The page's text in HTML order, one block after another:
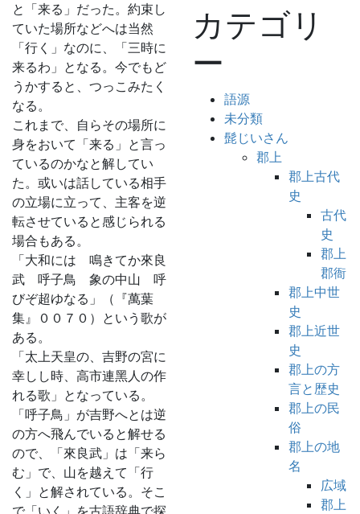
と「来る」だった。約束し
ていた場所などへは当然
「行く」なのに、「三時に
来るわ」となる。今でもど
うかすると、つっこみたく
なる。
これまで、自らその場所に
身をおいて「来る」と言っ
ているのかなと解してい
た。或いは話している相手
の立場に立って、主客を逆
転させていると感じられる
場合もある。
「大和には 鳴きてか來良
武 呼子鳥 象の中山 呼
びぞ超ゆなる」（『萬葉
集』００７０）という歌が
ある。
「太上天皇の、吉野の宮に
幸しし時、高市連黑人の作
れる歌」となっている。
「呼子鳥」が吉野へとは逆
の方へ飛んでいると解せる
ので、「來良武」は「来ら
む」で、山を越えて「行
く」と解されている。そこ
で「いく」を古語辞典で探
カテゴリ
ー
語源
未分類
髭じいさん
郡上
郡上古代
史
古代
史
郡上
郡衙
郡上中世
史
郡上近世
史
郡上の方
言と歴史
郡上の民
俗
郡上の地
名
広域
郡上